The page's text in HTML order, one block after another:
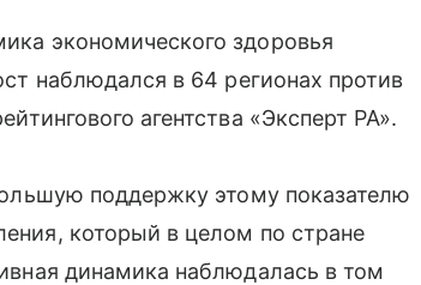
экономического здоровья
наблюдался в 64 регионах против
агентства «Эксперт РА».
поддержку этому показателю
который в целом по стране
динамика наблюдалась в том